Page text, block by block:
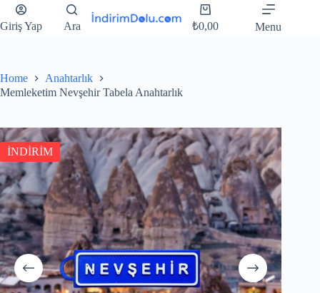
Giriş Yap Ara ₺0,00 Menu
Home
Anahtarlık
Memleketim Nevşehir Tabela Anahtarlık
İNDİRİM